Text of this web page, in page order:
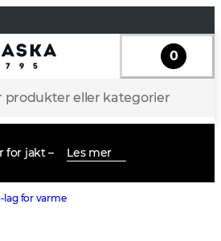
produkter eller kategorier
0
for jakt – Les mer
lag for varme